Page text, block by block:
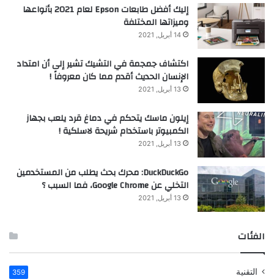
إليك أفضل طابعات Epson لعام 2021 بأنواعها
وميزاتها المختلفة
14 أبريل, 2021
اكتشاف جمجمة في التشيك تشير إلى أن امتداد
الإنسان الحديث أقدم مما كان معروفاً !
13 أبريل, 2021
إيلون ماسك يتحكم في دماغ قرد يلعب بجهاز
الكمبيوتر باستخدام شريحة لاسلكية !
13 أبريل, 2021
DuckDuckGo: محرك بحث يطلب من المستخدمين
التخلي عن Google Chrome، فما السبب ؟
13 أبريل, 2021
الفئات
التقنية 359